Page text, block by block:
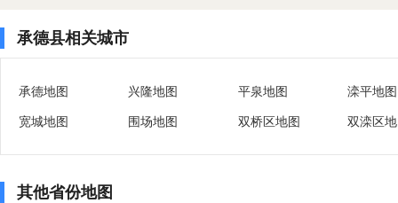
承德县相关城市
承德地图 兴隆地图 平泉地图 滦平地图
宽城地图 围场地图 双桥区地图 双滦区
其他省份地图